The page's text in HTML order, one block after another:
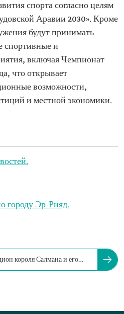
спорта согласно целям
Аравии 2030». Кроме
будут принимать
спортивные и
включая Чемпионат
что открывает
возможности,
и местной экономики.
городу Эр-Рияд.
короля Салмана и его